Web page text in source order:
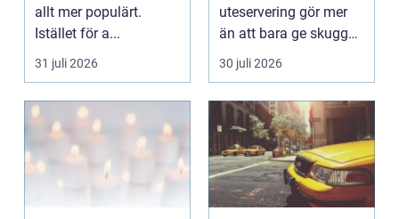
allt mer populärt.
Istället för a...
31 juli 2026
uteservering gör mer
än att bara ge skugga.
Det påverkar hur länge
gäs...
30 juli 2026